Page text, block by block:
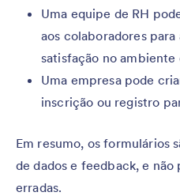
Uma equipe de RH
aos colaboradores para
satisfação no ambiente
Uma empresa pode
inscrição ou registro
Em resumo, os formulários
de dados e feedback, e não
erradas.